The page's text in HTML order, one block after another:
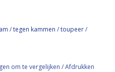
/tegen kammen /toupeer/
om te vergelijken /Afdrukken